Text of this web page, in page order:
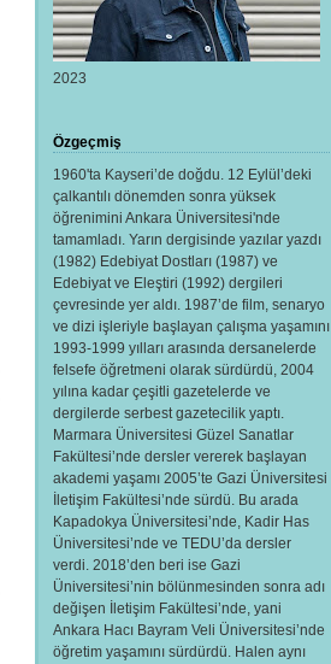
2023
Özgeçmiş
1960'ta Kayseri’de doğdu. 12 Eylül’deki
çalkantılı dönemden sonra yüksek
öğrenimini Ankara Üniversitesi'nde
tamamladı. Yarın dergisinde yazılar yazdı
(1982) Edebiyat Dostları (1987) ve
Edebiyat ve Eleştiri (1992) dergileri
çevresinde yer aldı. 1987’de film, senaryo
ve dizi işleriyle başlayan çalışma yaşamını
1993-1999 yılları arasında dersanelerde
felsefe öğretmeni olarak sürdürdü, 2004
yılına kadar çeşitli gazetelerde ve
dergilerde serbest gazetecilik yaptı.
Marmara Üniversitesi Güzel Sanatlar
Fakültesi’nde dersler vererek başlayan
akademi yaşamı 2005’te Gazi Üniversitesi
İletişim Fakültesi’nde sürdü. Bu arada
Kapadokya Üniversitesi’nde, Kadir Has
Üniversitesi’nde ve TEDU’da dersler
verdi. 2018’den beri ise Gazi
Üniversitesi’nin bölünmesinden sonra adı
değişen İletişim Fakültesi’nde, yani
Ankara Hacı Bayram Veli Üniversitesi’nde
öğretim yaşamını sürdürdü. Halen aynı